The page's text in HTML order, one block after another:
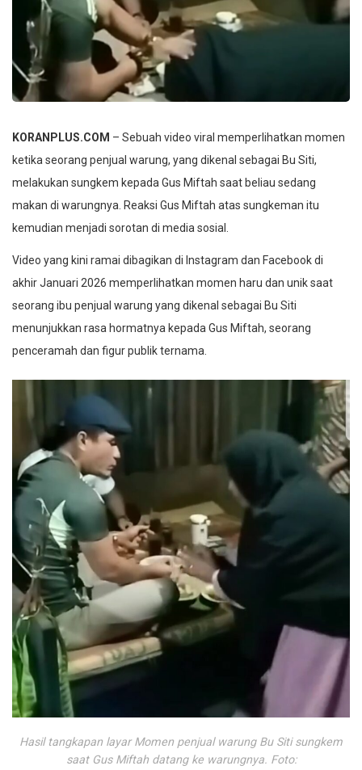
KORANPLUS.COM – Sebuah video viral memperlihatkan momen
ketika seorang penjual warung, yang dikenal sebagai Bu Siti,
melakukan sungkem kepada Gus Miftah saat beliau sedang
makan di warungnya. Reaksi Gus Miftah atas sungkeman itu
kemudian menjadi sorotan di media sosial.
Video yang kini ramai dibagikan di Instagram dan Facebook di
akhir Januari 2026 memperlihatkan momen haru dan unik saat
seorang ibu penjual warung yang dikenal sebagai Bu Siti
menunjukkan rasa hormatnya kepada Gus Miftah, seorang
penceramah dan figur publik ternama.
Hasil tangkapan layar Momen penjual warung Bu Siti sungkem
saat Gus Miftah datang ke warungnya. Foto: